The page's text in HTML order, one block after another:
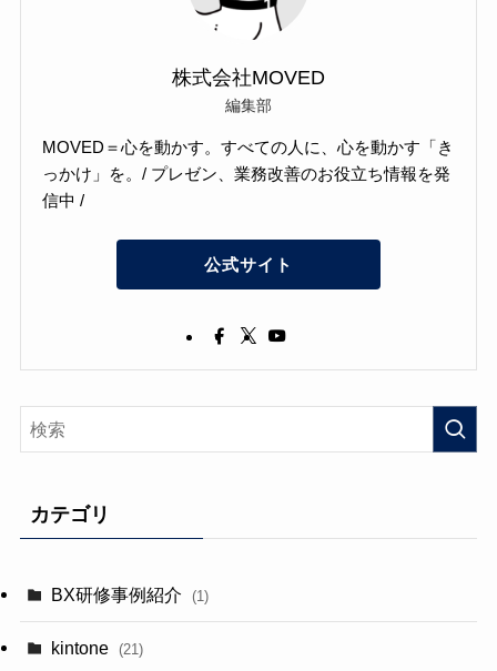
株式会社MOVED
編集部
MOVED＝心を動かす。すべての人に、心を動かす「き
っかけ」を。/ プレゼン、業務改善のお役立ち情報を発
信中 /
公式サイト
カテゴリ
BX研修事例紹介 (1)
kintone (21)